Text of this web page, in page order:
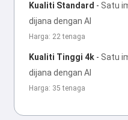
Kualiti Standard - Satu
dijana dengan AI
Harga: 22 tenaga
Kualiti Tinggi 4k - Satu
dijana dengan AI
Harga: 35 tenaga